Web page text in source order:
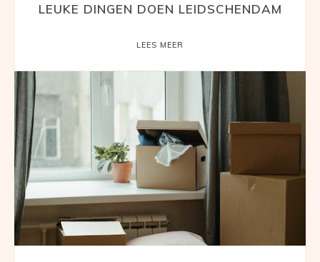
LEUKE DINGEN DOEN LEIDSCHENDAM
LEES MEER